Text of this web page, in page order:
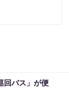
回バス」が便